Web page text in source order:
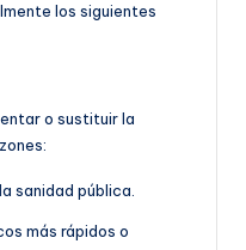
los siguientes
o sustituir la
sanidad pública.
más rápidos o